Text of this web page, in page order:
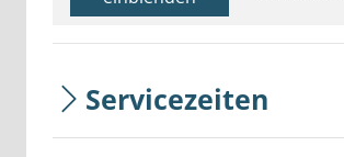
Servicezeiten